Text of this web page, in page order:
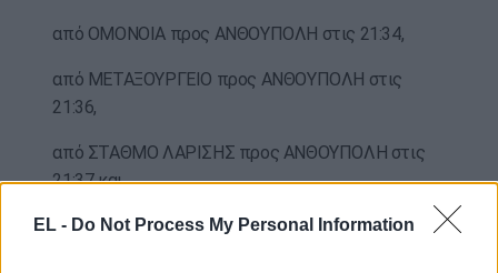
EL - Do Not Process My Personal Information
από ΟΜΟΝΟΙΑ προς ΑΝΘΟΥΠΟΛΗ στις 21:34,
από ΜΕΤΑΞΟΥΡΓΕΙΟ προς ΑΝΘΟΥΠΟΛΗ στις
21:36,
από ΣΤΑΘΜΟ ΛΑΡΙΣΗΣ προς ΑΝΘΟΥΠΟΛΗ στις
21:37 και
από ΑΤΤΙΚΗ προς ΑΝΘΟΥΠΟΛΗ στις 21:39,